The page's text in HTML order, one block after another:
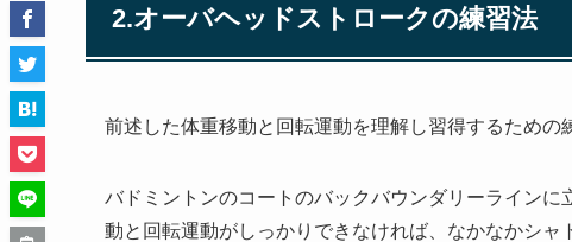
2.オーバヘッドストロークの練習法
前述した体重移動と回転運動を理解し習得するための
バドミントンのコートのバックバウンダリーライン
動と回転運動がしっかりできなければ、なかなかシャ